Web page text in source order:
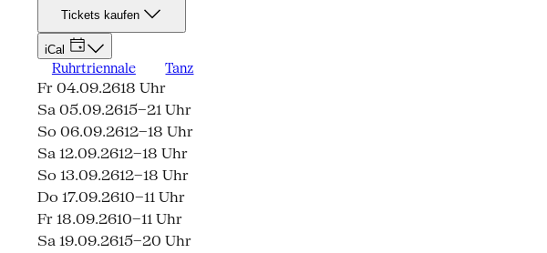
Tickets kaufen
iCal
Ruhrtriennale Tanz
Fr 04.09.2618 Uhr
Sa 05.09.2615–21 Uhr
So 06.09.2612–18 Uhr
Sa 12.09.2612–18 Uhr
So 13.09.2612–18 Uhr
Do 17.09.2610–11 Uhr
Fr 18.09.2610–11 Uhr
Sa 19.09.2615–20 Uhr